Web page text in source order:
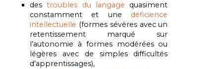
des troubles du langage quasiment
constamment et une déficience
intellectuelle (formes sévères avec un
retentissement marqué sur
l’autonomie à formes modérées ou
légères avec de simples difficultés
d’apprentissages),